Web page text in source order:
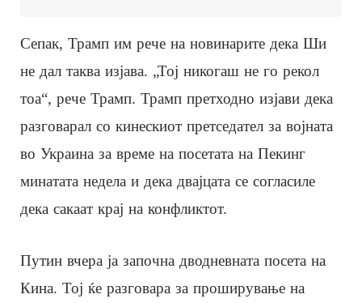
Сепак, Трамп им рече на новинарите дека Ши
не дал таква изјава. „Тој никогаш не го рекол
тоа“, рече Трамп. Трамп претходно изјави дека
разговарал со кинескиот претседател за војната
во Украина за време на посетата на Пекинг
минатата недела и дека двајцата се согласиле
дека сакаат крај на конфликтот.
Путин вчера ја започна дводневната посета на
Кина. Тој ќе разговара за проширување на